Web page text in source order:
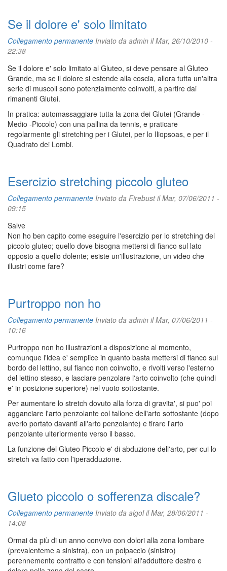
Se il dolore e' solo limitato
Collegamento permanente Inviato da admin il Mar, 26/10/2010 -
22:38
Se il dolore e' solo limitato al Gluteo, si deve pensare al Gluteo
Grande, ma se il dolore si estende alla coscia, allora tutta un'altra
serie di muscoli sono potenzialmente coinvolti, a partire dai
rimanenti Glutei.
In pratica: automassaggiare tutta la zona dei Glutei (Grande -
Medio -Piccolo) con una pallina da tennis, e praticare
regolarmente gli stretching per i Glutei, per lo Iliopsoas, e per il
Quadrato dei Lombi.
Esercizio stretching piccolo gluteo
Collegamento permanente Inviato da Firebustil Mar, 07/06/2011 -
09:15
Salve
Non ho ben capito come eseguire l'esercizio per lo stretching del
piccolo gluteo; quello dove bisogna mettersi di fianco sul lato
opposto a quello dolente; esiste un'illustrazione, un video che
illustri come fare?
Purtroppo non ho
Collegamento permanente Inviato da admin il Mar, 07/06/2011 -
10:16
Purtroppo non ho illustrazioni a disposizione al momento,
comunque l'idea e' semplice in quanto basta mettersi di fianco sul
bordo del lettino, sul fianco non coinvolto, e rivolti verso l'esterno
del lettino stesso, e lasciare penzolare l'arto coinvolto (che quindi
e' in posizione superiore) nel vuoto sottostante.
Per aumentare lo stretch dovuto alla forza di gravita', si puo' poi
agganciare l'arto penzolante col tallone dell'arto sottostante (dopo
averlo portato davanti all'arto penzolante) e tirare l'arto
penzolante ulteriormente verso il basso.
La funzione del Gluteo Piccolo e' di abduzione dell'arto, per cui lo
stretch va fatto con l'iperadduzione.
Glueto piccolo o sofferenza discale?
Collegamento permanente Inviato da algolil Mar, 28/06/2011 -
14:08
Ormai da più di un anno convivo con dolori alla zona lombare
(prevalenteme a sinistra), con un polpaccio (sinistro)
perennemente contratto e con tensioni all'adduttore destro e